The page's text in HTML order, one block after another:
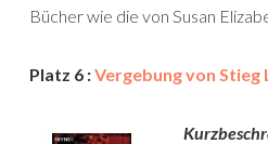
Bücher wie die von Susan
Platz 6 :Vergebung von Stieg